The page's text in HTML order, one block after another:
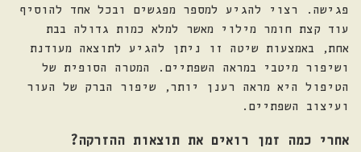
פגישה. רצוי להגיע למספר מפגשים ובכל אחד להוסיף
עוד קצת חומר מילוי מאשר למלא כמות גדולה בבת
אחת, באמצעות שיטה זו ניתן להגיע לתוצאה מעודנת
ושיפור מיטבי במראה השפתיים. המטרה הסופית של
הטיפול היא מראה רענן יותר, שיפור הברק של העור
ועיצוב השפתיים.
אחרי כמה זמן רואים את תוצאות ההזרקה?